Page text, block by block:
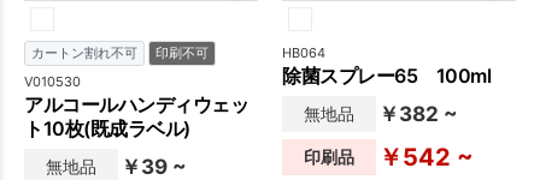
カートン割れ不可 印刷不可
V010530
アルコールハンディウェッ
ト10枚(既成ラベル)
無地品 ￥39 ~
HB064
除菌スプレー65 100ml
無地品 ￥382 ~
印刷品 ￥542 ~